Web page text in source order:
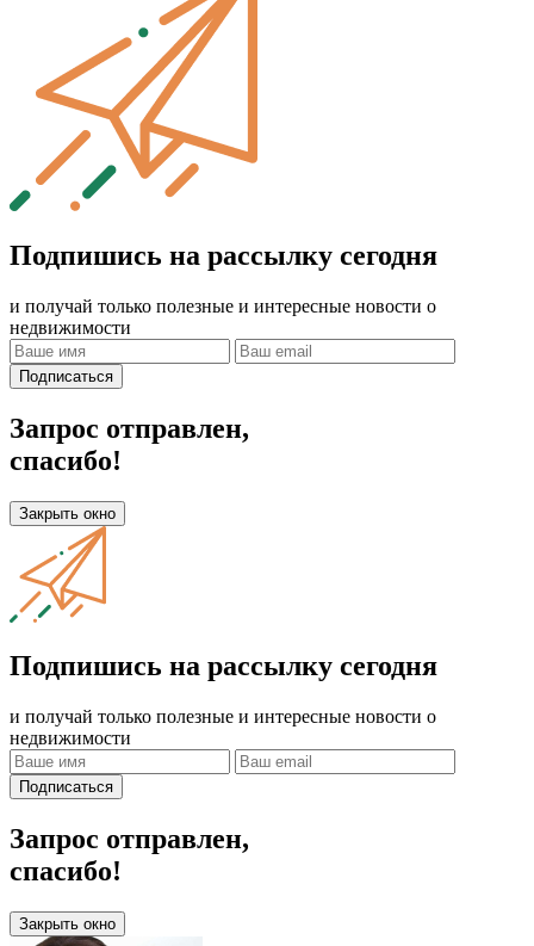
Подпишись на рассылку сегодня
и получай только полезные и интересные новости о
недвижимости
Подписаться
Запрос отправлен,
спасибо!
Закрыть окно
Подпишись на рассылку сегодня
и получай только полезные и интересные новости о
недвижимости
Подписаться
Запрос отправлен,
спасибо!
Закрыть окно